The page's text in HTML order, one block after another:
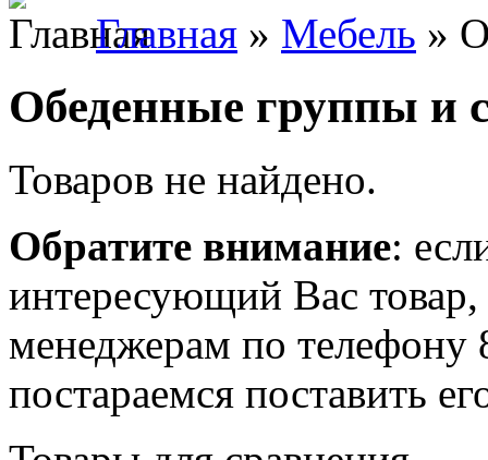
Главная » Мебель »
Обеденные группы и
Товаров не найдено.
Обратите внимание:
интересующий Вас
менеджерам по
постараемся поставить